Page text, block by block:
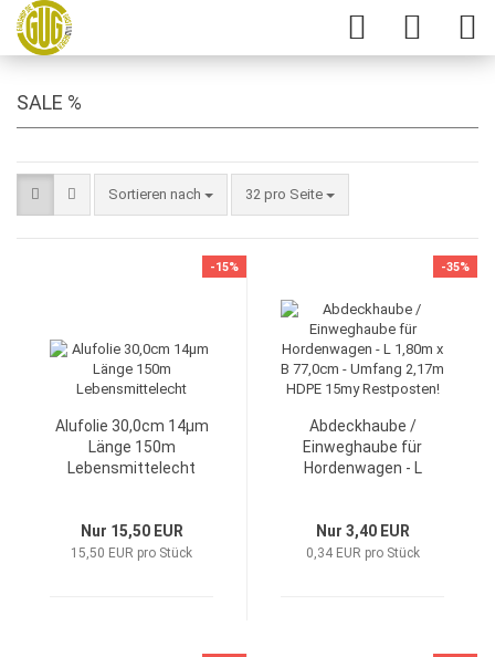
SALE %
Sortieren nach 32 pro Seite
-15%
Alufolie 30,0cm 14µm
Länge 150m
Lebensmittelecht
Nur 15,50 EUR
15,50 EUR pro Stück
-35%
Abdeckhaube /
Einweghaube für
Hordenwagen - L
15my Restposten!
Nur 3,40 EUR
0,34 EUR pro Stück